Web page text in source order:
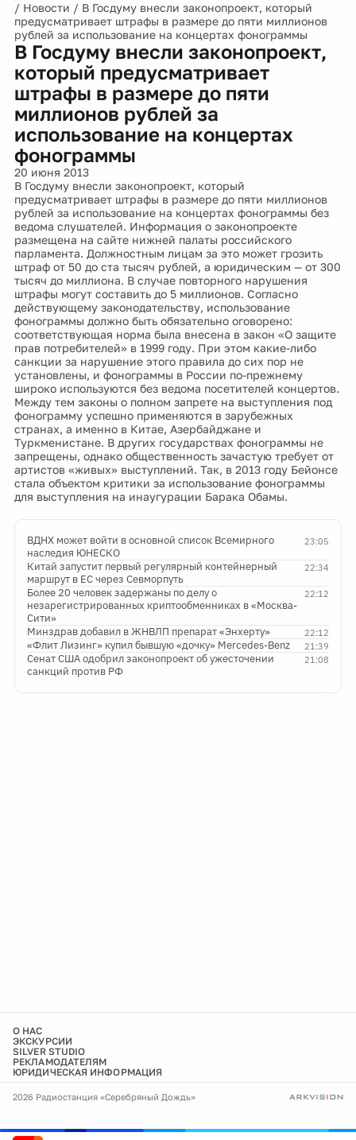
/ Новости / В Госдуму внесли законопроект, который
предусматривает штрафы в размере до пяти миллионов
рублей за использование на концертах фонограммы
В Госдуму внесли законопроект,
который предусматривает
штрафы в размере до пяти
миллионов рублей за
использование на концертах
фонограммы
20 июня 2013
В Госдуму внесли законопроект, который
предусматривает штрафы в размере до пяти миллионов
рублей за использование на концертах фонограммы без
ведома слушателей. Информация о законопроекте
размещена на сайте нижней палаты российского
парламента. Должностным лицам за это может грозить
штраф от 50 до ста тысяч рублей, а юридическим — от 300
тысяч до миллиона. В случае повторного нарушения
штрафы могут составить до 5 миллионов. Согласно
действующему законодательству, использование
фонограммы должно быть обязательно оговорено:
соответствующая норма была внесена в закон «О защите
прав потребителей» в 1999 году. При этом какие-либо
санкции за нарушение этого правила до сих пор не
установлены, и фонограммы в России по-прежнему
широко используются без ведома посетителей концертов.
Между тем законы о полном запрете на выступления под
фонограмму успешно применяются в зарубежных
странах, а именно в Китае, Азербайджане и
Туркменистане. В других государствах фонограммы не
запрещены, однако общественность зачастую требует от
артистов «живых» выступлений. Так, в 2013 году Бейонсе
стала объектом критики за использование фонограммы
для выступления на инаугурации Барака Обамы.
23:05
ВДНХ может войти в основной список Всемирного
наследия ЮНЕСКО
22:34
Китай запустит первый регулярный контейнерный
маршрут в ЕС через Севморпуть
22:12
Более 20 человек задержаны по делу о
незарегистрированных криптообменниках в «Москва-
Сити»
22:12
Минздрав добавил в ЖНВЛП препарат «Энхерту»
21:39
«Флит Лизинг» купил бывшую «дочку» Mercedes-Benz
21:08
Сенат США одобрил законопроект об ужесточении
санкций против РФ
О НАС
ЭКСКУРСИИ
SILVER STUDIO
РЕКЛАМОДАТЕЛЯМ
ЮРИДИЧЕСКАЯ ИНФОРМАЦИЯ
2026 Радиостанция «Серебряный Дождь»